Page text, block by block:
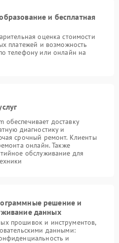
и бесплатная
оценка стоимости
платежей и возможность
телефону или онлайн на
обеспечивает доставку
диагностику и
срочный ремонт. Клиенты
онлайн. Также
обслуживание для
решение и
данных
прошивок и инструментов,
данными:
и